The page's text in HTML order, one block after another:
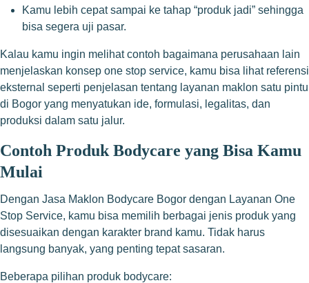
Kamu lebih cepat sampai ke tahap “produk jadi” sehingga
bisa segera uji pasar.
Kalau kamu ingin melihat contoh bagaimana perusahaan lain
menjelaskan konsep one stop service, kamu bisa lihat referensi
eksternal seperti penjelasan tentang layanan maklon satu pintu
di Bogor yang menyatukan ide, formulasi, legalitas, dan
produksi dalam satu jalur.
Contoh Produk Bodycare yang Bisa Kamu
Mulai
Dengan Jasa Maklon Bodycare Bogor dengan Layanan One
Stop Service, kamu bisa memilih berbagai jenis produk yang
disesuaikan dengan karakter brand kamu. Tidak harus
langsung banyak, yang penting tepat sasaran.
Beberapa pilihan produk bodycare: